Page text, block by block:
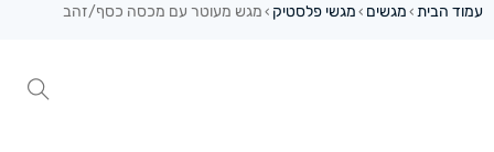
עמוד הבית › מגשים › מגשי פלסטיק › מגש מעוטר עם מכסה כסף/זהב